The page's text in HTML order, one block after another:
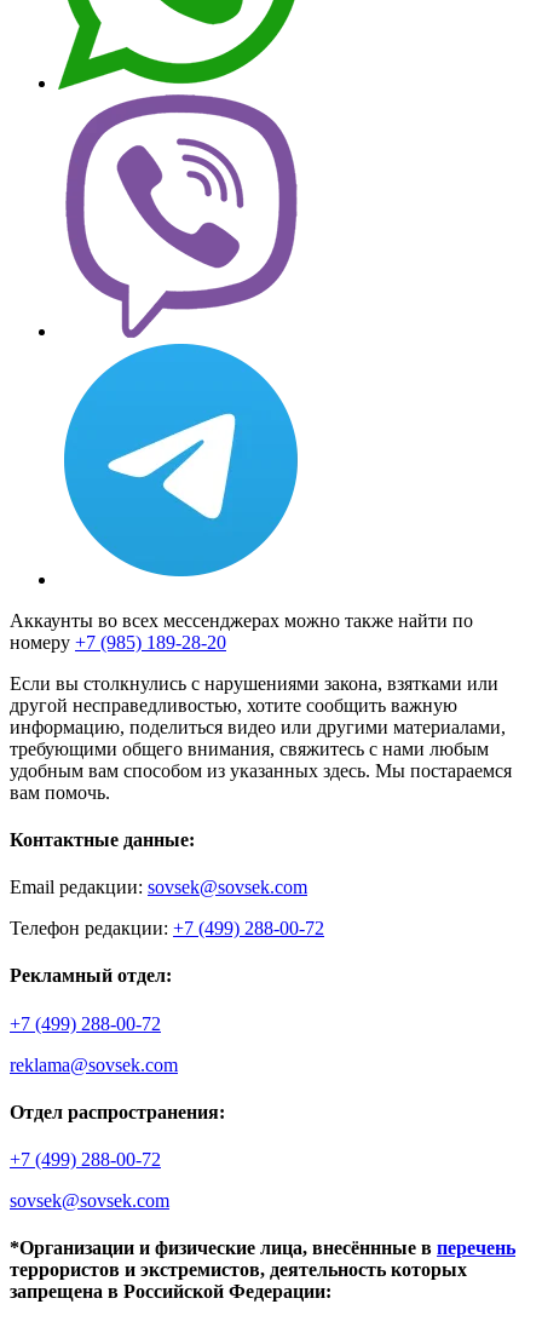
Аккаунты во всех мессенджерах можно также найти по
номеру +7 (985) 189-28-20
Если вы столкнулись с нарушениями закона, взятками или
другой несправедливостью, хотите сообщить важную
информацию, поделиться видео или другими материалами,
требующими общего внимания, свяжитесь с нами любым
удобным вам способом из указанных здесь. Мы постараемся
вам помочь.
Контактные данные:
Email редакции: sovsek@sovsek.com
Телефон редакции: +7 (499) 288-00-72
Рекламный отдел:
+7 (499) 288-00-72
reklama@sovsek.com
Отдел распространения:
+7 (499) 288-00-72
sovsek@sovsek.com
*Организации и физические лица, внесённные в перечень
террористов и экстремистов, деятельность которых
запрещена в Российской Федерации: